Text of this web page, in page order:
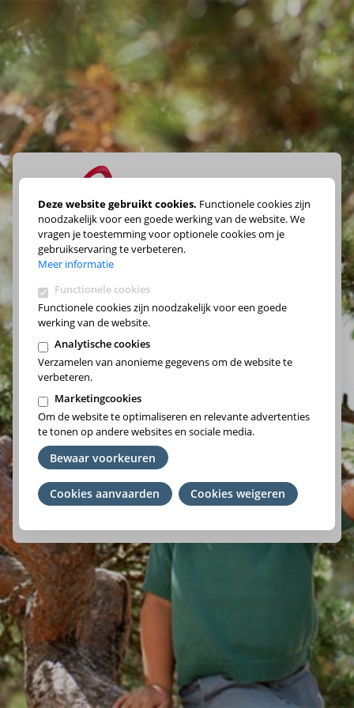
Maak je keuze
Vlaams-Brabant/Brussel
Wallonie
We raden je aan om het ziekenfonds te kiezen waar je lid
van bent. Ben je geen lid? Kies de regio waar je woont.
Deze website gebruikt cookies. Functionele cookies zijn
noodzakelijk voor een goede werking van de website. We
vragen je toestemming voor optionele cookies om je
gebruikservaring te verbeteren.
Meer informatie
Functionele cookies
Functionele cookies zijn noodzakelijk voor een goede
werking van de website.
Analytische cookies
Verzamelen van anonieme gegevens om de website te
verbeteren.
Marketingcookies
Om de website te optimaliseren en relevante advertenties
te tonen op andere websites en sociale media.
Bewaar voorkeuren
Cookies weigeren
Cookies aanvaarden
Je
toestemming
intrekken